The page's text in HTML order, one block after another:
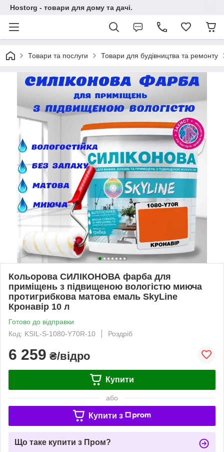
Hostorg - товари для дому та дачі.
Товари та послуги Товари для будівництва та ремонту
Кольорова СИЛІКОНОВА фарба для
приміщень з підвищеною вологістю миюча
протигрибкова матова емаль SkyLine
Кронавір 10 л
Готово до відправки
Код: KSIL-S-1080-Y70R-10
Роздріб
6 259 ₴/відро
Купити
або
Купити з
Що таке купити з Пром?